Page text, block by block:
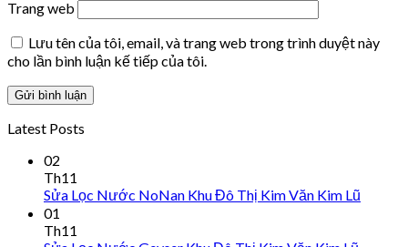
Trang web
Lưu tên của tôi, email, và trang web trong trình duyệt này
cho lần bình luận kế tiếp của tôi.
Latest Posts
02
Th11
Sửa Lọc Nước NoNan Khu Đô Thị Kim Văn Kim Lũ
01
Th11